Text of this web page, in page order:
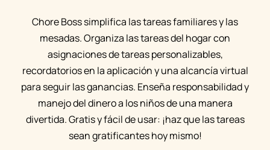
Chore Boss simplifica las tareas familiares y las
mesadas. Organiza las tareas del hogar con
asignaciones de tareas personalizables,
recordatorios en la aplicación y una alcancía virtual
para seguir las ganancias. Enseña responsabilidad y
manejo del dinero a los niños de una manera
divertida. Gratis y fácil de usar: ¡haz que las tareas
sean gratificantes hoy mismo!